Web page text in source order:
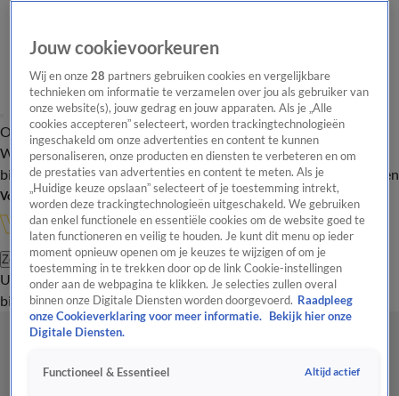
Overzicht Onze programma's Uitzendingen Onze gezichten
In de
WandelgangenInterviewsUitzending
bijwonenPodcastShopVeelgestelde vragenKijkersvraag insturen
Volg Vandaag Inside
Zoeken
UitzendingenVandaag InsideDe OranjezomerShopUitzending
bijwonen
Jouw cookievoorkeuren
Wij en onze28 partners gebruiken cookies en vergelijkbare
technieken om informatie te verzamelen over jou als gebruiker van
onze website(s), jouw gedrag en jouw apparaten. Als je „Alle
cookies accepteren” selecteert, worden trackingtechnologieën
ingeschakeld om onze advertenties en content te kunnen
personaliseren, onze producten en diensten te verbeteren en om
de prestaties van advertenties en content te meten. Als je
„Huidige keuze opslaan” selecteert of je toestemming intrekt,
worden deze trackingtechnologieën uitgeschakeld. We gebruiken
dan enkel functionele en essentiële cookies om de website goed te
laten functioneren en veilig te houden. Je kunt dit menu op ieder
moment opnieuw openen om je keuzes te wijzigen of om je
toestemming in te trekken door op de link Cookie-instellingen
onder aan de webpagina te klikken. Je selecties zullen overal
binnen onze Digitale Diensten worden doorgevoerd. Raadpleeg
onze Cookieverklaring voor meer informatie.
Bekijk hier onze
Digitale Diensten.
Functioneel & Essentieel Altijd actief